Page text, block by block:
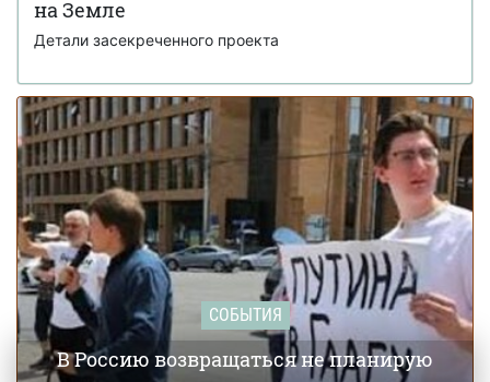
Джеффри Эпштейном и подбирала девушек для него
на Земле
Детали засекреченного проекта
СОБЫТИЯ
В Россию возвращаться не планирую